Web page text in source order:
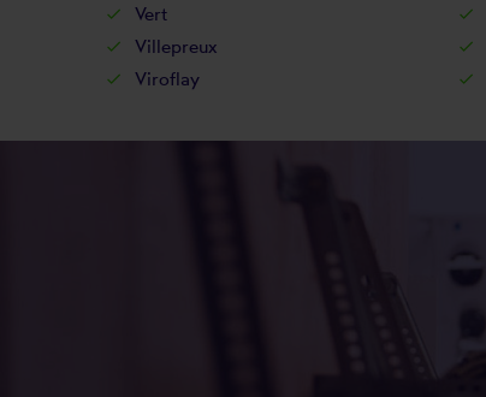
Vert
Villepreux
Viroflay